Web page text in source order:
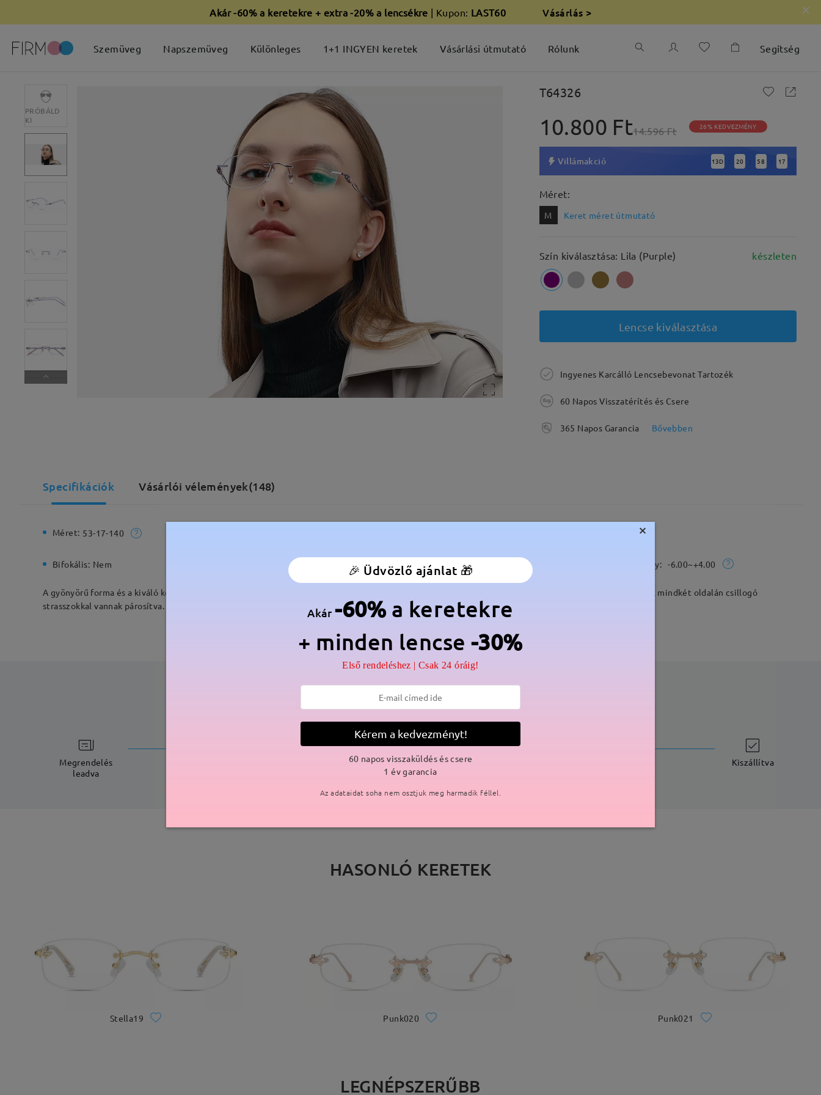
Akár -60% a keretekre + extra -20% a lencsékre | Kupon: LAST60 Vásárlás >
Szemüveg Napszemüveg Különleges 1+1 INGYEN keretek Vásárlási útmutató Rólunk Segítség
PRÓBÁLD
KI
T64326
10.800 Ft14.596 Ft 26% KEDVEZMÉNY
Villámakció 13D : 20 : 58 : 16
Méret:
M Keret méret útmutató
Szín kiválasztása: Lila (Purple) készleten
Lencse kiválasztása
Ingyenes Karcálló Lencsebevonat Tartozék
60 Napos Visszatérítés és Csere
365 Napos Garancia Bővebben
Specifikációk Vásárlói vélemények(148)
Méret: 53-17-140 10g
Bifokális: Nem Rugós zsanér: Anyag: Titán Rx Tartomány: -6.00~+4.00
A gyönyörű forma és a kiváló kézművesség megmutatja ennek a könnyű titán keret nélküli keretnek a magas színvonalát. A lila hullámos templomkarok mindkét oldalán csillogó
strasszokkal vannak párosítva. Elegáns megjelenést kölcsönöznek, miközben egy kis professzionalizmust is adnak.
SZÁLLÍTÁS
Megrendelés
leadva
Elküldve Kiszállítva
HASONLÓ KERETEK
Stella19 Punk020 Punk021
LEGNÉPSZERŰBB
×
🎉 Üdvözlő ajánlat 🎁
Akár-60% a keretekre
+ minden lencse -30%
Első rendeléshez | Csak 24 óráig!
Kérem a kedvezményt!
60 napos visszaküldés és csere
1 év garancia
Az adataidat soha nem osztjuk meg harmadik féllel.